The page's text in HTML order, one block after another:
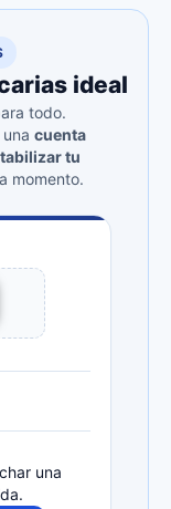
ideal
todo.
cuenta
tu
momento.
una